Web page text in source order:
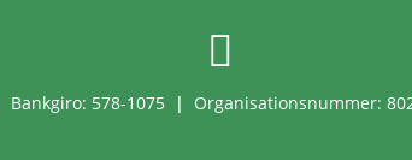

Bankgiro: 578-1075 | Organisationsnummer: